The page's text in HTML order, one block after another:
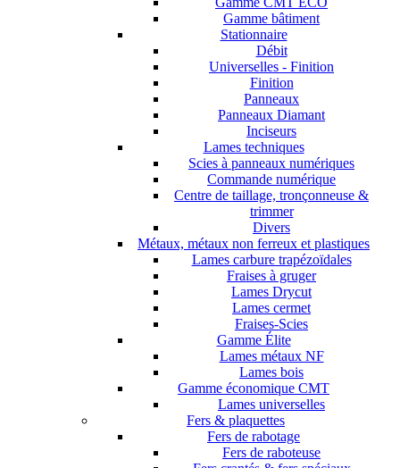
Gamme bâtiment
Stationnaire
Débit
Universelles - Finition
Finition
Panneaux
Panneaux Diamant
Inciseurs
Lames techniques
Scies à panneaux numériques
Commande numérique
Centre de taillage, tronçonneuse &
trimmer
Divers
Métaux, métaux non ferreux et plastiques
Lames carbure trapézoïdales
Fraises à gruger
Lames Drycut
Lames cermet
Fraises-Scies
Gamme Élite
Lames métaux NF
Lames bois
Gamme économique CMT
Lames universelles
Fers & plaquettes
Fers de rabotage
Fers de raboteuse